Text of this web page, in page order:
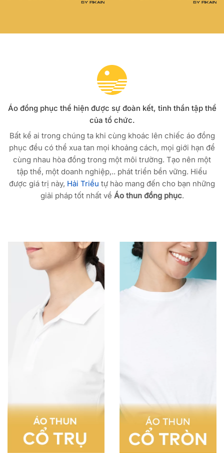
Áo đồng phục thể hiện được sự đoàn kết, tinh thần tập thể
của tổ chức.
Bất kể ai trong chúng ta khi cùng khoác lên chiếc áo đồng
phục đều có thể xua tan mọi khoảng cách, mọi giới hạn để
cùng nhau hòa đồng trong một môi trường. Tạo nên một
tập thể, một doanh nghiệp,.. phát triển bền vững. Hiểu
được giá trị này, Hải Triều tự hào mang đến cho bạn những
giải pháp tốt nhất về Áo thun đồng phục.